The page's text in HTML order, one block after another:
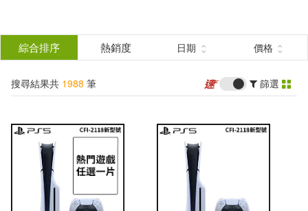
結
篩
分類 (單選)
所有商品(1988) 圖書(73)
影音(14) 服飾(1)
家居生活(1)
綜合排序 熱銷度 日期 價格
搜尋結果共 1988 筆 篩選